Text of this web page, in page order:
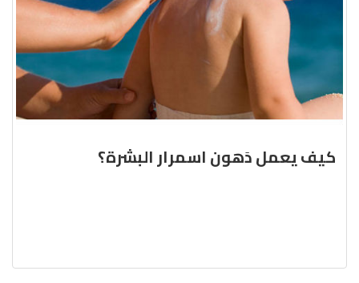
كيف يعمل دَهون اسمرار البشرة؟